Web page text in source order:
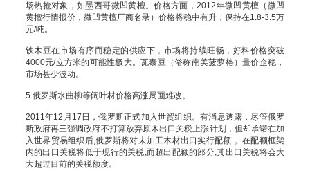
场热抢对象，如墨西哥微凹黄檀。价格方面，2012年微凹黄檀（微凹
黄檀行情报价，微凹黄檀厂商名录）价格将稳中有升，保持在1.8-3.5万
元/吨。
铁木豆在市场有序而稳定的供应下，市场将持续旺畅，好料价格突破
4000元/立方米的可能性极大。瓦泰豆（俗称南美菠萝格）量价企稳，
市场甚少波动。
5.俄罗斯水曲柳等阔叶材价格高涨局面难改。
2011年12月17日，俄罗斯正式加入世贸组织。有消息透露，尽管俄罗
斯政府再三强调政府不打算放弃原木出口关税上涨计划，但却承诺在加
入世界贸易组织后,俄罗斯将对未加工木材出口实行配额， 在配额框架
内的出口关税将低于现行的关税,而超出配额的部分,其出口关税将会大
大超过目前的关税额度。